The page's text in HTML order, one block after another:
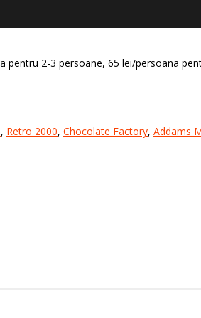
pentru 2-3 persoane, 65 lei/persoana
, Retro 2000, Chocolate Factory, Addams